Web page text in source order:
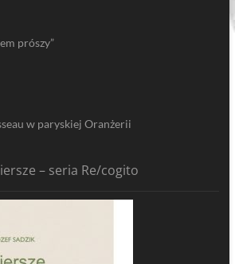
prószy”
w paryskiej Oranżerii
– seria Re/cogito